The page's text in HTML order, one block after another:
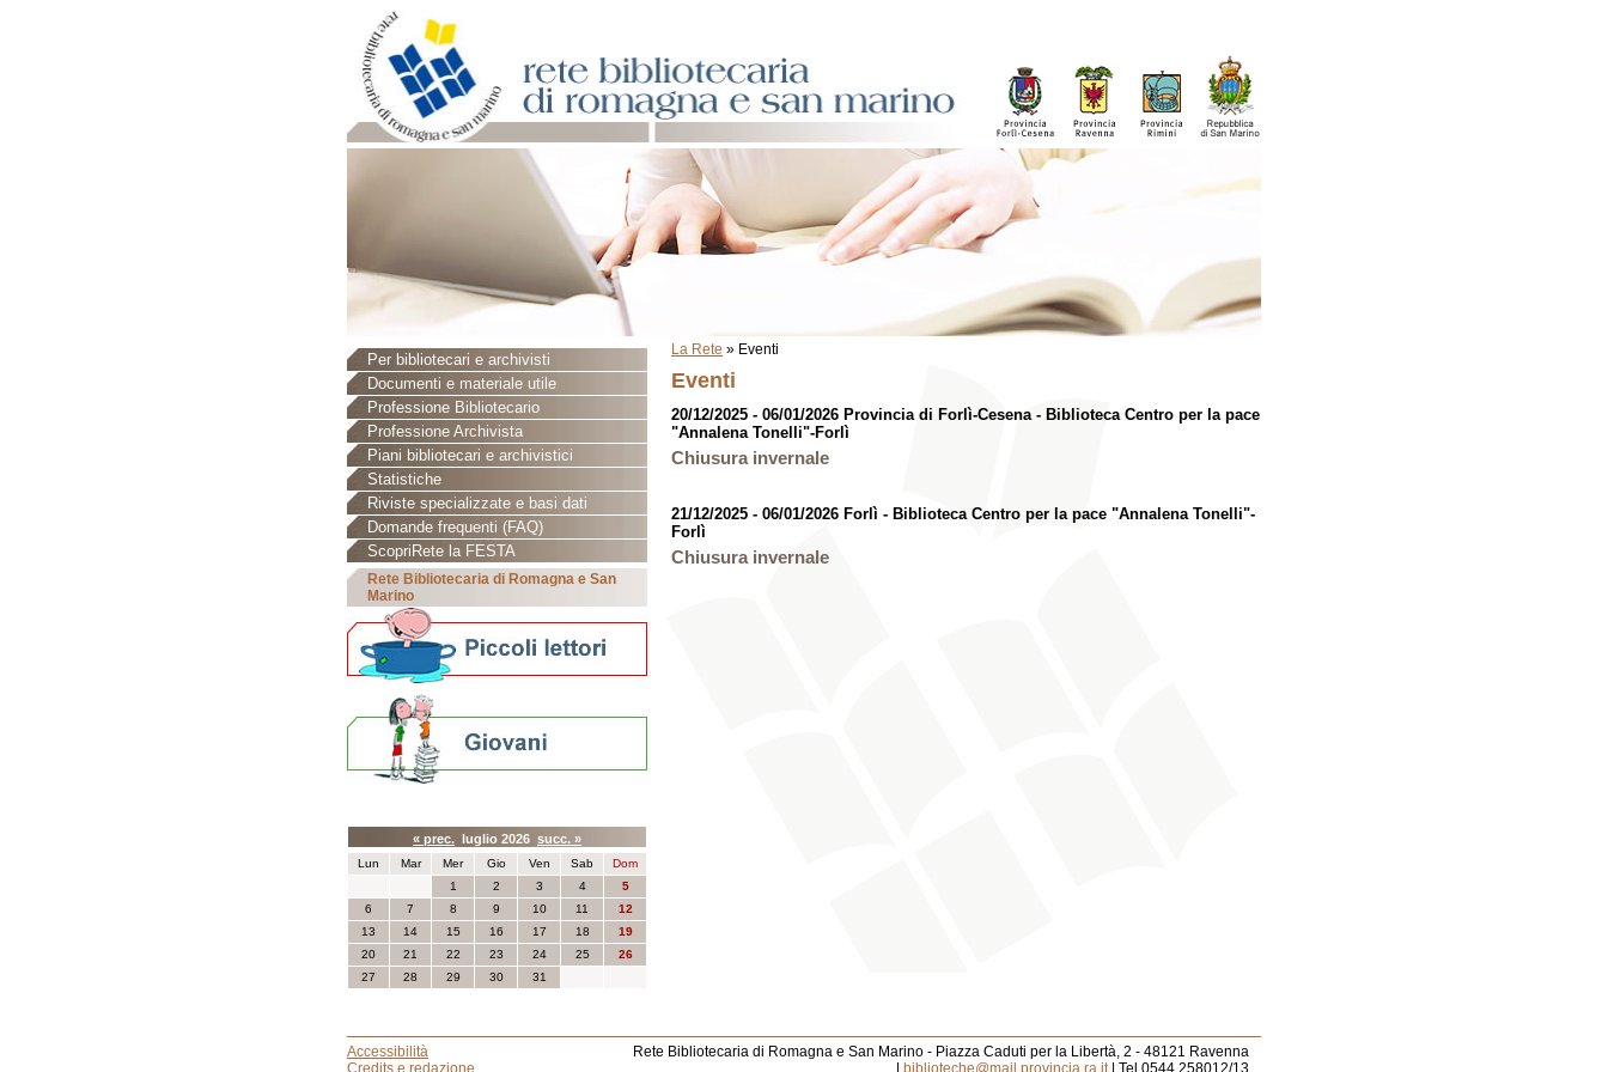
La Rete » Eventi
Eventi
20/12/2025 - 06/01/2026 Provincia di Forlì-Cesena - Biblioteca Centro per la pace
"Annalena Tonelli"-Forlì
Chiusura invernale
21/12/2025 - 06/01/2026 Forlì - Biblioteca Centro per la pace "Annalena Tonelli"-
Forlì
Chiusura invernale
Per bibliotecari e archivisti
Documenti e materiale utile
Professione Bibliotecario
Professione Archivista
Piani bibliotecari e archivistici
Statistiche
Riviste specializzate e basi dati
Domande frequenti (FAQ)
ScopriRete la FESTA
Rete Bibliotecaria di Romagna e San
Marino
« prec. luglio 2026 succ. »
Lun Mar Mer Gio Ven Sab
Dom
1
2 3 4
5
6
7 8 9 10 11
12
13
14 15 16 17 18
19
20
21 22 23 24 25
26
27
28 29 30 31
Accessibilità
Credits e redazione
Rete Bibliotecaria di Romagna e San Marino - Piazza Caduti per la Libertà, 2 - 48121 Ravenna
biblioteche@mail.provincia.ra.it | Tel 0544.258012/13